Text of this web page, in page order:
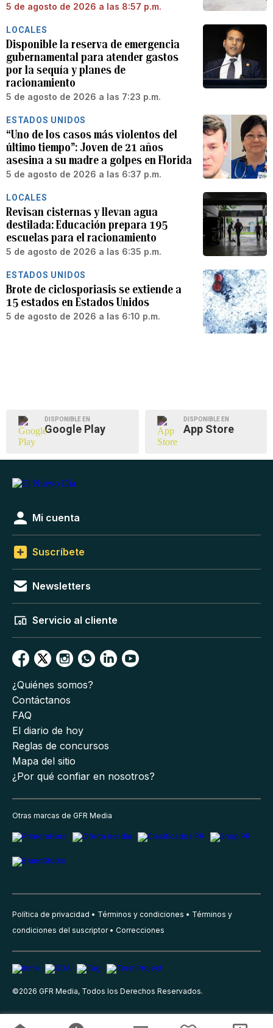
5 de agosto de 2026 a las 8:57 p.m.
LOCALES
Disponible la reserva de emergencia
gubernamental para atender gastos
por la sequía y planes de
racionamiento
5 de agosto de 2026 a las 7:23 p.m.
ESTADOS UNIDOS
“Uno de los casos más violentos del
último tiempo”: Joven de 21 años
asesina a su madre a golpes en Florida
5 de agosto de 2026 a las 6:37 p.m.
LOCALES
Revisan cisternas y llevan agua
destilada: Educación prepara 195
escuelas para el racionamiento
5 de agosto de 2026 a las 6:35 p.m.
ESTADOS UNIDOS
Brote de ciclosporiasis se extiende a
15 estados en Estados Unidos
5 de agosto de 2026 a las 6:10 p.m.
DISPONIBLE EN
Google Play
DISPONIBLE EN
App Store
Mi cuenta
Suscríbete
Newsletters
Servicio al cliente
¿Quiénes somos?
Contáctanos
FAQ
El diario de hoy
Reglas de concursos
Mapa del sitio
¿Por qué confiar en nosotros?
Otras marcas de GFR Media
Política de privacidad Términos y condiciones
Términos y
condiciones del suscriptor
Correcciones
©2026 GFR Media, Todos los Derechos Reservados.